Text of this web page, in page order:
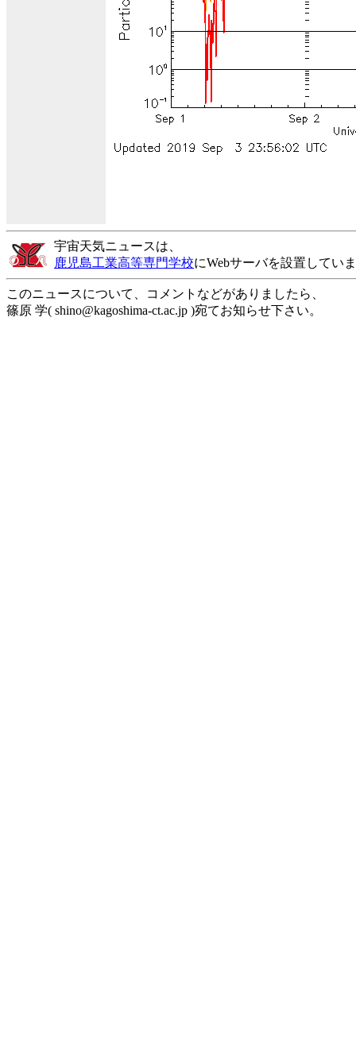
宇宙天気ニュースは、
鹿児島工業高等専門学校にWebサーバを設置してい
このニュースについて、コメントなどがありましたら、
篠原 学( shino@kagoshima-ct.ac.jp )宛てお知らせ下さい。